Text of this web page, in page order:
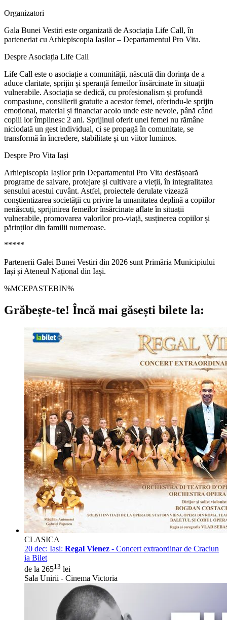
Organizatori
Gala Bunei Vestiri este organizată de Asociația Life Call, în
parteneriat cu Arhiepiscopia Iașilor – Departamentul Pro Vita.
Despre Asociația Life Call
Life Call este o asociație a comunității, născută din dorința de a
aduce claritate, sprijin și speranță femeilor însărcinate în situații
vulnerabile. Asociația se dedică, cu profesionalism și profundă
compasiune, consilierii gratuite a acestor femei, oferindu-le sprijin
emoțional, material și financiar acolo unde este nevoie, până când
copiii lor împlinesc 2 ani. Sprijinul oferit unei femei nu rămâne
niciodată un gest individual, ci se propagă în comunitate, se
transformă în încredere, stabilitate și un viitor luminos.
Despre Pro Vita Iași
Arhiepiscopia Iașilor prin Departamentul Pro Vita desfășoară
programe de salvare, protejare și cultivare a vieții, în integralitatea
sensului acestui cuvânt. Astfel, proiectele derulate vizează
conștientizarea societății cu privire la umanitatea deplină a copiilor
nenăscuți, sprijinirea femeilor însărcinate aflate în situații
vulnerabile, promovarea valorilor pro-viață, susținerea copiilor și
părinților din familii numeroase.
*****
Partenerii Galei Bunei Vestiri din 2026 sunt Primăria Municipiului
Iași și Ateneul Național din Iași.
%MCEPASTEBIN%
Grăbește-te! Încă mai găsești bilete la:
CLASICA
20 dec: Iasi: Regal Vienez - Concert extraordinar de Craciun
ia Bilet
de la 26513 lei
Sala Unirii - Cinema Victoria